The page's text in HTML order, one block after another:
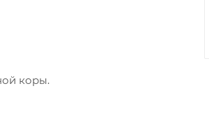
коры.